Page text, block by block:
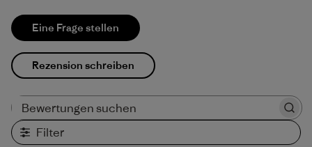
Eine Frage stellen
Rezension schreiben
Filter